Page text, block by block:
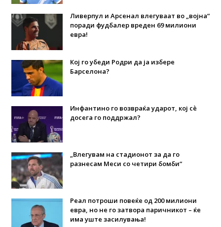
Ливерпул и Арсенал влегуваат во „војна“
поради фудбалер вреден 69 милиони
евра!
Кој го убеди Родри да ја избере
Барселона?
Инфантино го возвраќа ударот, кој сè
досега го поддржал?
„Влегувам на стадионот за да го
разнесам Меси со четири бомби“
Реал потроши повеќе од 200 милиони
евра, но не го затвора паричникот – ќе
има уште засилувања!